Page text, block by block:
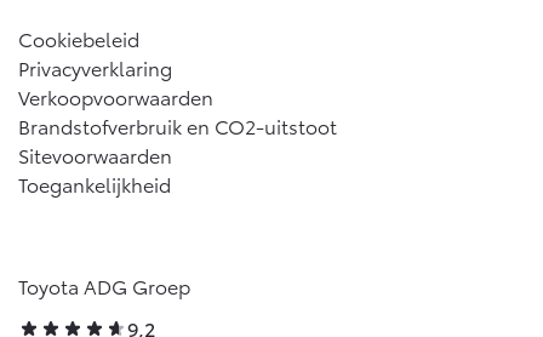
Cookiebeleid
Privacyverklaring
Verkoopvoorwaarden
Brandstofverbruik en CO2-uitstoot
Sitevoorwaarden
Toegankelijkheid
Toyota ADG Groep
9,2